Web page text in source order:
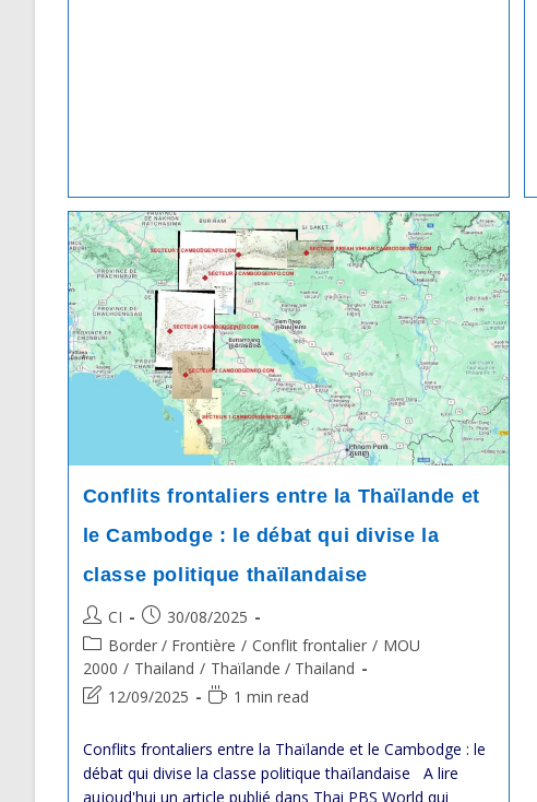
Conflits frontaliers entre la Thaïlande et
le Cambodge : le débat qui divise la
classe politique thaïlandaise
Post
author:
CI
Post
published:
30/08/2025
Post
category:
Border / Frontière / Conflit frontalier / MOU
2000 / Thailand / Thaïlande / Thailand
Post
modified:
12/09/2025
Reading1 min read
Conflits frontaliers entre la Thaïlande et le Cambodge : le
débat qui divise la classe politique thaïlandaise A lire
aujoud'hui un article publié dans Thai PBS World qui